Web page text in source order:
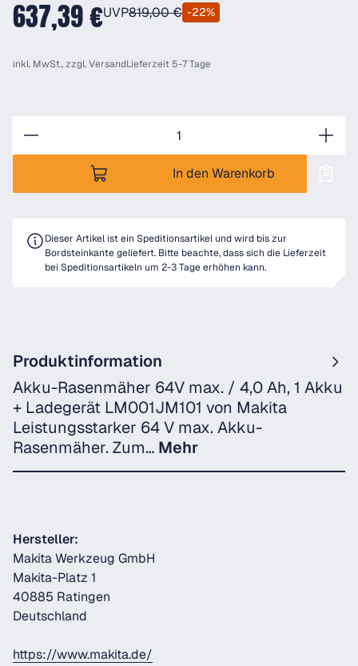
637,39 €UVP819,00 € -22%
inkl. MwSt., zzgl.VersandLieferzeit 5-7 Tage
In den Warenkorb
Dieser Artikel ist ein Speditionsartikel und wird bis zur
Bordsteinkante geliefert. Bitte beachte, dass sich die Lieferzeit
bei Speditionsartikeln um 2-3 Tage erhöhen kann.
Produktinformation
Akku-Rasenmäher 64V max. / 4,0 Ah, 1 Akku
+ Ladegerät LM001JM101 von Makita
Leistungsstarker 64 V max. Akku-
Rasenmäher. Zum… Mehr
Hersteller:
Makita Werkzeug GmbH
Makita-Platz 1
40885 Ratingen
Deutschland
https://www.makita.de/